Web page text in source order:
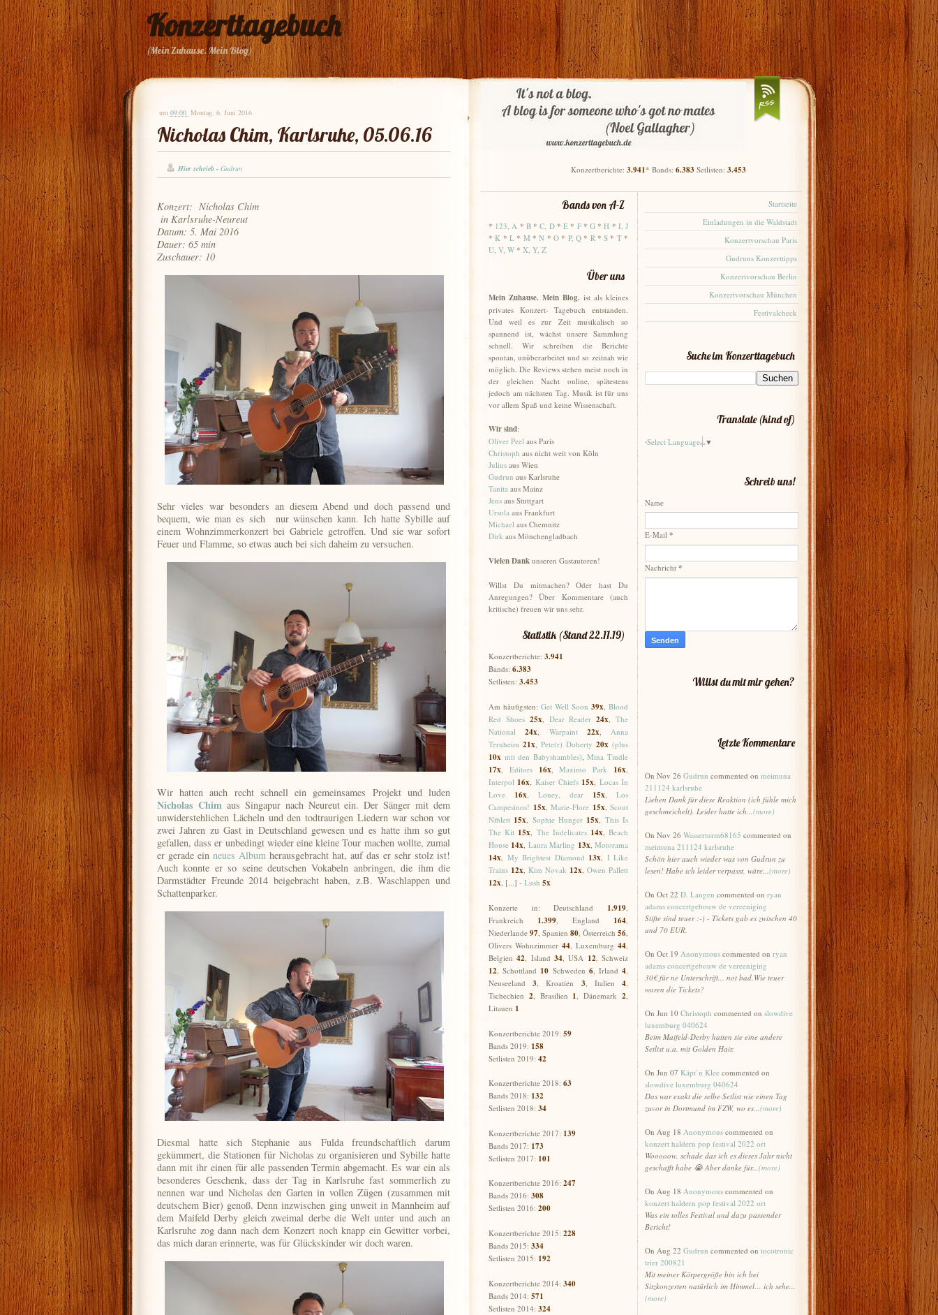
Konzerttagebuch
(Mein Zuhause. Mein Blog)
um 09:00 Montag, 6. Juni 2016
Nicholas Chim, Karlsruhe, 05.06.16
Hier schrieb - Gudrun
Konzert: Nicholas Chim
in Karlsruhe-Neureut
Datum: 5. Mai 2016
Dauer: 65 min
Zuschauer: 10
Sehr vieles war besonders an diesem Abend und doch passend und
bequem, wie man es sich nur wünschen kann. Ich hatte Sybille auf
einem Wohnzimmerkonzert bei Gabriele getroffen. Und sie war sofort
Feuer und Flamme, so etwas auch bei sich daheim zu versuchen.
Wir hatten auch recht schnell ein gemeinsames Projekt und luden
Nicholas Chim aus Singapur nach Neureut ein. Der Sänger mit dem
unwiderstehlichen Lächeln und den todtraurigen Liedern war schon vor
zwei Jahren zu Gast in Deutschland gewesen und es hatte ihm so gut
gefallen, dass er unbedingt wieder eine kleine Tour machen wollte, zumal
er gerade ein neues Album herausgebracht hat, auf das er sehr stolz ist!
Auch konnte er so seine deutschen Vokabeln anbringen, die ihm die
Darmstädter Freunde 2014 beigebracht haben, z.B. Waschlappen und
Schattenparker.
Diesmal hatte sich Stephanie aus Fulda freundschaftlich darum
gekümmert, die Stationen für Nicholas zu organisieren und Sybille hatte
dann mit ihr einen für alle passenden Termin abgemacht. Es war ein als
besonderes Geschenk, dass der Tag in Karlsruhe fast sommerlich zu
nennen war und Nicholas den Garten in vollen Zügen (zusammen mit
deutschem Bier) genoß. Denn inzwischen ging unweit in Mannheim auf
dem Maifeld Derby gleich zweimal derbe die Welt unter und auch an
Karlsruhe zog dann nach dem Konzert noch knapp ein Gewitter vorbei,
das mich daran erinnerte, was für Glückskinder wir doch waren.
Konzertberichte: 3.941* Bands: 6.383 Setlisten: 3.453
Bands von A-Z
* 123, A * B*C, D*E * F* G *H * I, J
*K * L* M *N * O* P, Q* R*S * T*
U, V, W * X, Y, Z
Über uns
Mein Zuhause. Mein Blog. ist als kleines
privates Konzert- Tagebuch entstanden.
Und weil es zur Zeit musikalisch so
spannend ist, wächst unsere Sammlung
schnell. Wir schreiben die Berichte
spontan, unüberarbeitet und so zeitnah wie
möglich. Die Reviews stehen meist noch in
der gleichen Nacht online, spätestens
jedoch am nächsten Tag. Musik ist für uns
vor allem Spaß und keine Wissenschaft.
Wir sind:
Oliver Peel aus Paris
Christoph aus nicht weit von Köln
Julius aus Wien
Gudrun aus Karlsruhe
Tanita aus Mainz
Jens aus Stuttgart
Ursula aus Frankfurt
Michael aus Chemnitz
Dirk aus Mönchengladbach
Vielen Dank unseren Gastautoren!
Willst Du mitmachen? Oder hast Du
Anregungen? Über Kommentare (auch
kritische) freuen wir uns sehr.
Statistik (Stand 22.11.19)
Konzertberichte: 3.941
Bands: 6.383
Setlisten: 3.453
Am häufigsten: Get Well Soon 39x, Blood
Red Shoes 25x, Dear Reader 24x,The
National
24x, Warpaint 22x, Anna
Ternheim 21x, Pete(r) Doherty 20x (plus
10x mit den Babyshambles),Mina Tindle
17x, Editors 16x,Maximo Park 16x,
Interpol 16x, Kaiser Chiefs 15x, Locas In
Love
16x, Loney, dear 15x, Los
Campesinos! 15x, Marie-Flore 15x, Scout
Niblett 15x, Sophie Hunger 15x, This Is
The Kit 15x, The Indelicates 14x,Beach
House 14x, Laura Marling 13x,Motorama
14x, My Brightest Diamond 13x, I Like
Trains 12x, Kim Novak 12x, Owen Pallett
12x, [...] - Lush 5x
Konzerte in: Deutschland 1.919,
Frankreich 1.399, England 164,
Niederlande 97, Spanien 80, Österreich 56,
Olivers Wohnzimmer 44, Luxemburg 44,
Belgien42, Island34, USA 12, Schweiz
12, Schottland 10 Schweden 6, Irland4,
Neuseeland
3, Kroatien 3, Italien 4,
Tschechien 2, Brasilien 1, Dänemark 2,
Litauen 1
Konzertberichte 2019: 59
Bands 2019: 158
Setlisten 2019: 42
Konzertberichte 2018: 63
Bands 2018: 132
Setlisten 2018: 34
Konzertberichte 2017: 139
Bands 2017: 173
Setlisten 2017: 101
Konzertberichte 2016: 247
Bands 2016: 308
Setlisten 2016: 200
Konzertberichte 2015: 228
Bands 2015: 334
Setlisten 2015: 192
Konzertberichte 2014: 340
Bands 2014: 571
Setlisten 2014: 324
Startseite
Einladungen in die Waldstadt
Konzertvorschau Paris
Gudruns Konzerttipps
Konzertvorschau Berlin
Konzertvorschau München
Festivalcheck
Suche im Konzerttagebuch
Translate (kind of)
Select Language ▼
Schreib uns!
Name
E-Mail *
Nachricht *
Willst du mit mir gehen?
Letzte Kommentare
On Nov 26 Gudrun commented on meimuna
211124 karlsruhe
Lieben Dank für diese Reaktion (ich fühle mich
geschmeichelt). Leider hatte ich...(more)
On Nov 26 Wasserturm68165 commented on
meimuna 211124 karlsruhe
Schön hier auch wieder was von Gudrun zu
lesen! Habe ich leider verpasst, wäre...(more)
On Oct 22 D. Langen commented on ryan
adams concertgebouw de vereeniging
Stifte sind teuer :-) - Tickets gab es zwischen 40
und 70 EUR.
On Oct 19 Anonymous commented on ryan
adams concertgebouw de vereeniging
30€ für ne Unterschrift... not bad.Wie teuer
waren die Tickets?
On Jun 10 Christoph commented on slowdive
luxemburg 040624
Beim Maifeld-Derby hatten sie eine andere
Setlist u.a. mit Golden Hair.
On Jun 07 Käpt`n Klee commented on
slowdive luxemburg 040624
Das war exakt die selbe Setlist wie einen Tag
zuvor in Dortmund im FZW, wo es...(more)
On Aug 18 Anonymous commented on
konzert haldern pop festival 2022 ort
Wooooow, schade das ich es dieses Jahr nicht
geschafft habe 😭 Aber danke für...(more)
On Aug 18 Anonymous commented on
konzert haldern pop festival 2022 ort
Was ein tolles Festival und dazu passender
Bericht!
On Aug 22 Gudrun commented on tocotronic
trier 200821
Mit meiner Körpergröße bin ich bei
Sitzkonzerten natürlich im Himmel… ich sehe...
(more)